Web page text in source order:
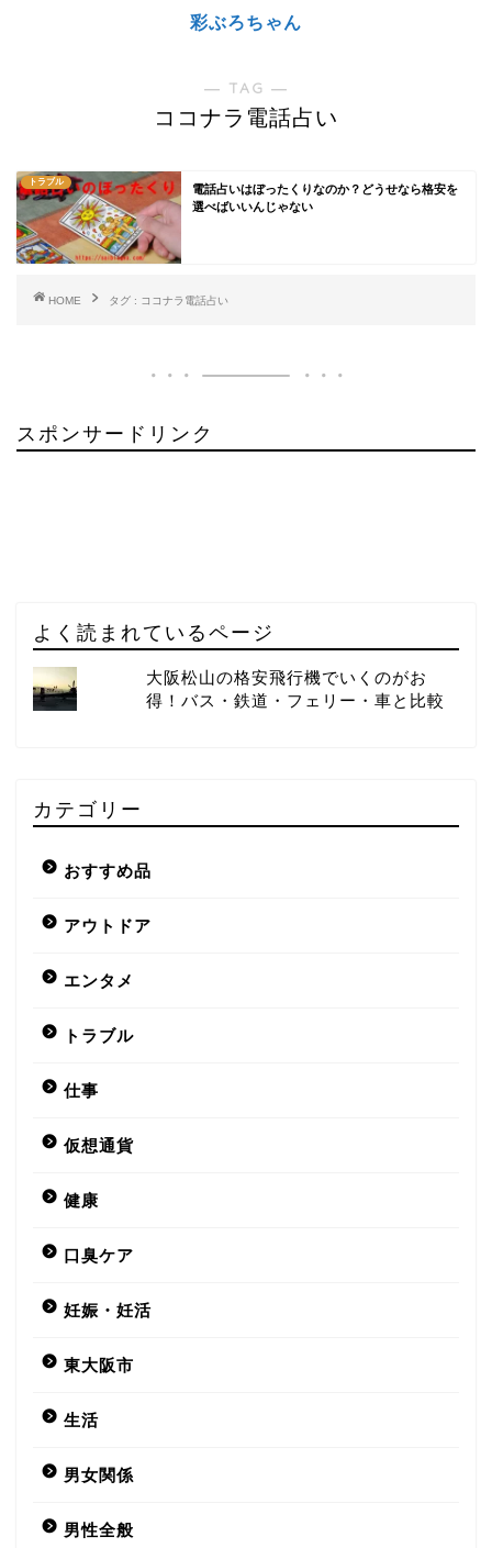
彩ぶろちゃん
― TAG ―
ココナラ電話占い
トラブル
電話占いはぼったくりなのか？どうせなら格安を
選べばいいんじゃない
HOME タグ : ココナラ電話占い
スポンサードリンク
よく読まれているページ
大阪松山の格安飛行機でいくのがお
得！バス・鉄道・フェリー・車と比較
カテゴリー
おすすめ品
アウトドア
エンタメ
トラブル
仕事
仮想通貨
健康
口臭ケア
妊娠・妊活
東大阪市
生活
男女関係
男性全般